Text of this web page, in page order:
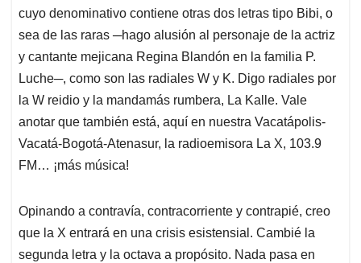
cuyo denominativo contiene otras dos letras tipo Bibi, o
sea de las raras ─hago alusión al personaje de la actriz
y cantante mejicana Regina Blandón en la familia P.
Luche─, como son las radiales W y K. Digo radiales por
la W reidio y la mandamás rumbera, La Kalle. Vale
anotar que también está, aquí en nuestra Vacatápolis-
Vacatá-Bogotá-Atenasur, la radioemisora La X, 103.9
FM… ¡más música!
Opinando a contravía, contracorriente y contrapié, creo
que la X entrará en una crisis esistensial. Cambié la
segunda letra y la octava a propósito. Nada pasa en